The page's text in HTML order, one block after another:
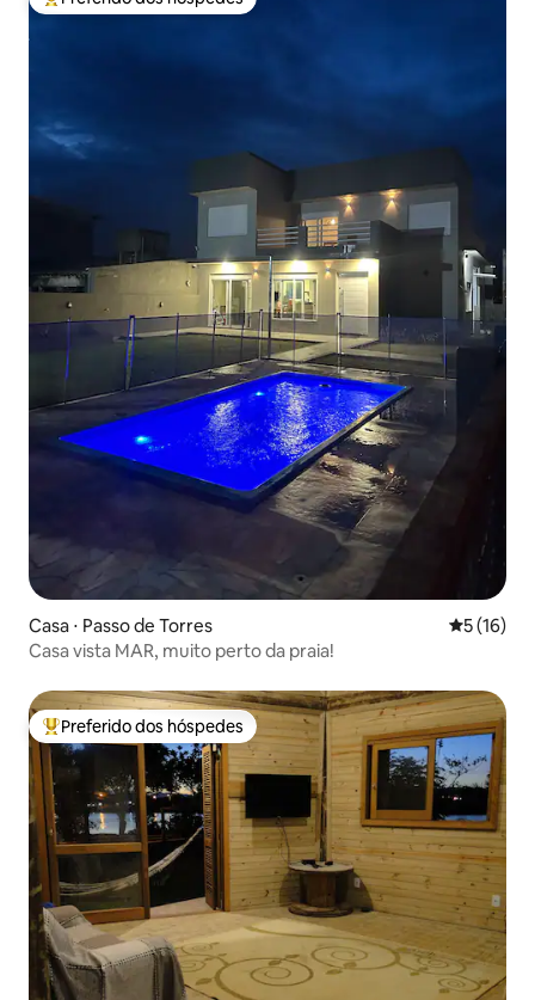
Entre os melhores preferidos dos hóspedes
Casa ⋅ Passo de Torres 5 de uma
5 (16)
Casa vista MAR, muito perto da praia!
Entre os melhores preferidos dos hóspedes
Preferido dos hóspedes